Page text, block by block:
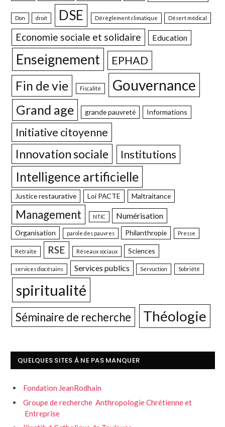
Don droit DSE Dérèglement climatique Désert médical
Economie sociale et solidaire Education
Enseignement EPHAD
Fin de vie Fiscalité Gouvernance
Grand age grande pauvreté Informations
Initiative citoyenne
Innovation sociale Institutions
Intelligence artificielle
Justice restaurative Loi PACTE Maltraitance
Management NTIC Numérisation
Organisation parole des pauvres Philanthropie Presse
Retraite RSE Réseaux sociaux Sciences
services diocésains Services publics Servuction Sobriété
spiritualité
Séminaire de recherche Théologie
QUELQUES SITES À NE PAS MANQUER
Fondation JeanRodhain
Groupe de recherche Anthropologie Chrétienne et
Entreprise